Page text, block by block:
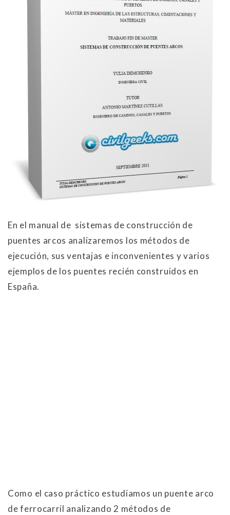
En el manual de sistemas de construcción de
puentes arcos analizaremos los métodos de
ejecución, sus ventajas e inconvenientes y varios
ejemplos de los puentes recién construidos en
España.
Como el caso práctico estudiamos un puente arco
de ferrocarril analizando 2 métodos de